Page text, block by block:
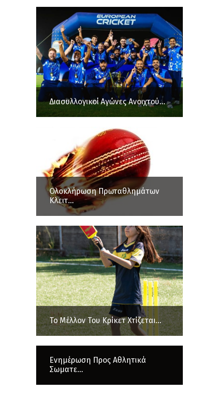
Διασυλλογικοί Αγώνες Ανοιχτού...
Ολοκλήρωση Πρωταθλημάτων
Κλειτ...
Το Μέλλον Του Κρίκετ Χτίζεται...
Ενημέρωση Προς Αθλητικά
Σωματε...